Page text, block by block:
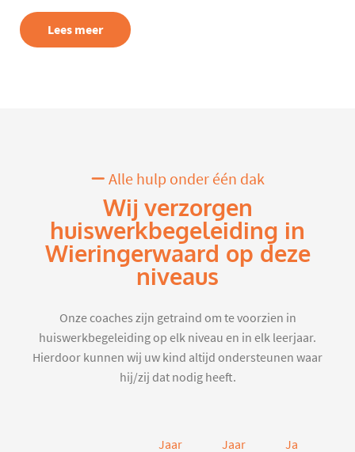
Lees meer
Alle hulp onder één dak
Wij verzorgen
huiswerkbegeleiding in
Wieringerwaard op deze
niveaus
Onze coaches zijn getraind om te voorzien in
huiswerkbegeleiding op elk niveau en in elk leerjaar.
Hierdoor kunnen wij uw kind altijd ondersteunen waar
hij/zij dat nodig heeft.
Jaar
Jaar
Jaar